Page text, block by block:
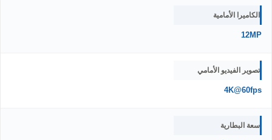
الكاميرا الأمامية
12MP
تصوير الفيديو الأمامي
4K@60fps
سعة البطارية